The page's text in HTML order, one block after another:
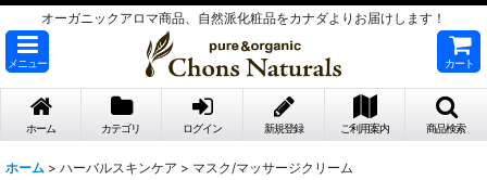
オーガニックアロマ商品、自然派化粧品をカナダよりお届けします！
メニュー カート
ホーム カテゴリ ログイン 新規登録 ご利用案内 商品検索
ホーム > ハーバルスキンケア > マスク/マッサージクリーム